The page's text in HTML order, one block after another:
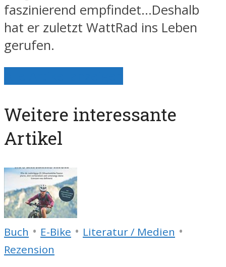
faszinierend empfindet…Deshalb
hat er zuletzt WattRad ins Leben
gerufen.
Weitere interessante
Artikel
Buch • E-Bike • Literatur / Medien •
Rezension